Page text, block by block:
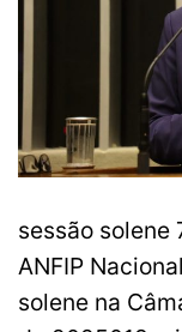
sessão solene
ANFIP
solene na